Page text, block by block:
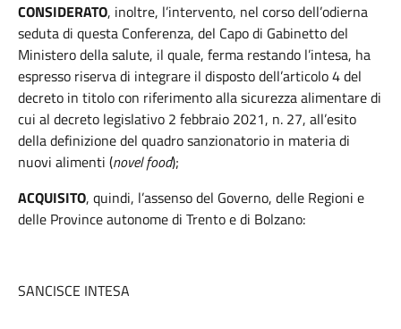
CONSIDERATO, inoltre, l’intervento, nel corso dell’odierna
seduta di questa Conferenza, del Capo di Gabinetto del
Ministero della salute, il quale, ferma restando l’intesa, ha
espresso riserva di integrare il disposto dell’articolo 4 del
decreto in titolo con riferimento alla sicurezza alimentare di
cui al decreto legislativo 2 febbraio 2021, n. 27, all’esito
della definizione del quadro sanzionatorio in materia di
nuovi alimenti (novel food);
ACQUISITO, quindi, l’assenso del Governo, delle Regioni e
delle Province autonome di Trento e di Bolzano:
SANCISCE INTESA